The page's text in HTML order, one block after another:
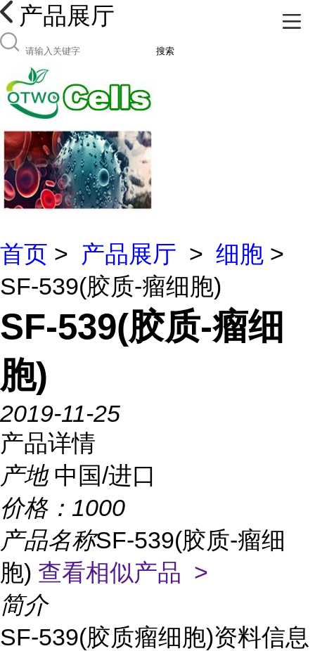
产品展厅
搜索
首页 > 产品展厅 > 细胞 >
SF-539(胶质-瘤细胞)
SF-539(胶质-瘤细
胞)
2019-11-25
产品详情
产地 中国/进口
价格： 1000
产品名称SF-539(胶质-瘤细
胞) 查看相似产品 >
简介
SF-539(胶质瘤细胞)资料信息